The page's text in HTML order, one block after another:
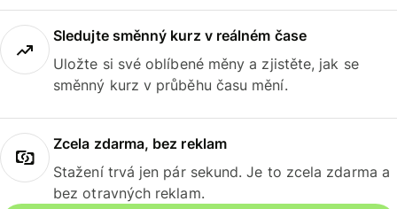
Sledujte směnný kurz v reálném čase
Uložte si své oblíbené měny a zjistěte, jak se
směnný kurz v průběhu času mění.
Zcela zdarma, bez reklam
Stažení trvá jen pár sekund. Je to zcela zdarma a
bez otravných reklam.